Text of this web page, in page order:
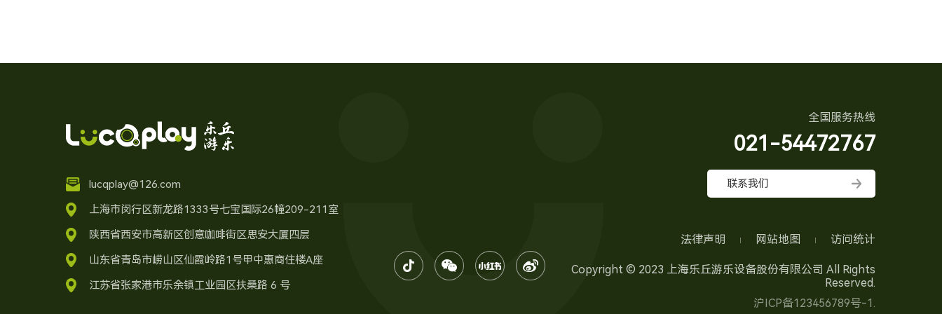
lucqplay@126.com
上海市闵行区新龙路1333号七宝国际26幢209-211室
陕西省西安市高新区创意咖啡街区思安大厦四层
山东省青岛市崂山区仙霞岭路1号甲中惠商住楼A座
江苏省张家港市乐余镇工业园区扶桑路 6 号
全国服务热线
021-54472767
联系我们
法律声明 网站地图 访问统计
Copyright © 2023 上海乐丘游乐设备股份有限公司 All Rights
Reserved.
沪ICP备123456789号-1.